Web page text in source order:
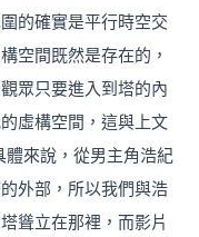
的確實是平行時空交
空間既然是存在的，
眾只要進入到塔的內
虛構空間，這與上文
來說，從男主角浩紀
外部，所以我們與浩
聳立在那裡，而影片